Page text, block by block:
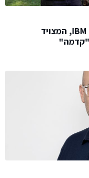
לראשונה בעולם: מחשב קוונטי של IBM, המצויד
"קדמה"